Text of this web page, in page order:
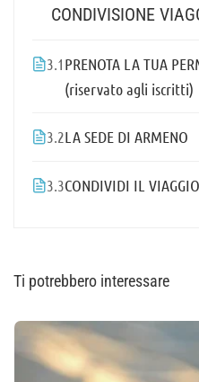
CONDIVISIONE
3.1PRENOTA LA TUA
(riservato agli iscritti)
3.2LA SEDE DI ARMENO
3.3CONDIVIDI IL VIAGGIO
Ti potrebbero interessare